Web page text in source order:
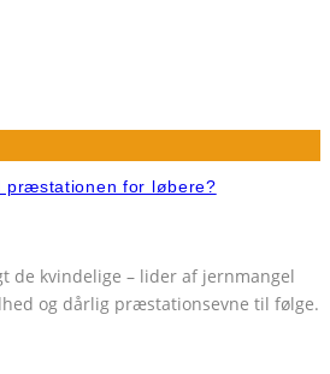
præstationen for løbere?
de kvindelige – lider af jernmangel
og dårlig præstationsevne til følge.